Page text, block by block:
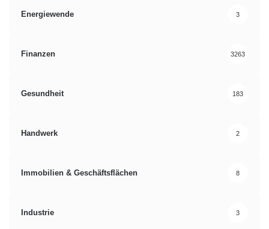
Energiewende 3
Finanzen 3263
Gesundheit 183
Handwerk 2
Immobilien & Geschäftsflächen 8
Industrie 3